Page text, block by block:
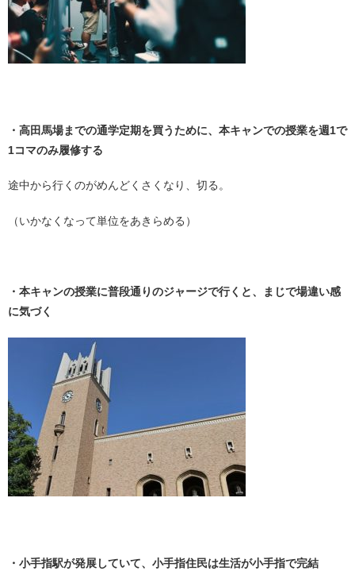
・高田馬場までの通学定期を買うために、本キャンでの授業を週1で
1コマのみ履修する
途中から行くのがめんどくさくなり、切る。
（いかなくなって単位をあきらめる）
・本キャンの授業に普段通りのジャージで行くと、まじで場違い感
に気づく
・小手指駅が発展していて、小手指住民は生活が小手指で完結